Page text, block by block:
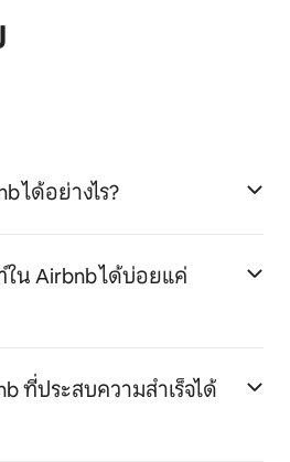
ได้อย่างไร?
ใน Airbnb ได้บ่อยแค่
ที่ประสบความสำเร็จได้